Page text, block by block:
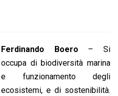
Ferdinando Boero – Si
occupa di biodiversità marina
e funzionamento degli
ecosistemi, e di sostenibilità.